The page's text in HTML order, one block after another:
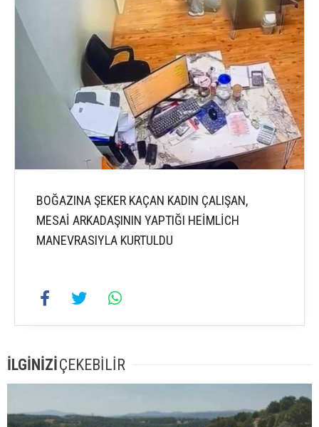
BOĞAZINA ŞEKER KAÇAN KADIN ÇALIŞAN,
MESAİ ARKADAŞININ YAPTIĞI HEİMLİCH
MANEVRASIYLA KURTULDU
İLGİNİZİÇEKEBİLİR